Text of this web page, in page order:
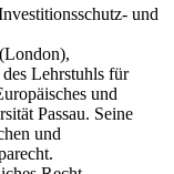
und
Lehrstuhls für
und
Passau. Seine
und